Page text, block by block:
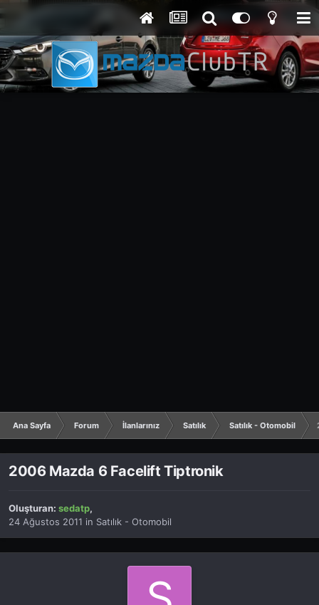
Ana Sayfa Forum İlanlarınız Satılık Satılık - Otomobil
2006 Mazda 6 Facelift Tiptronik
Oluşturan: sedatp,
24 Ağustos 2011 in Satılık - Otomobil